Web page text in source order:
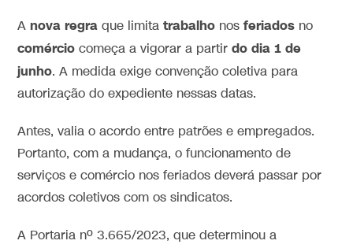
Anova regra que limitatrabalho nosferiados no
comércio começa a vigorar a partirdo dia 1 de
junho. A medida exige convenção coletiva para
autorização do expediente nessas datas.
Antes, valia o acordo entre patrões e empregados.
Portanto, com a mudança, o funcionamento de
serviços e comércio nos feriados deverá passar por
acordos coletivos com os sindicatos.
A Portaria nº 3.665/2023, que determinou a